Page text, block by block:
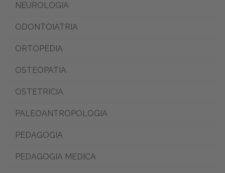
NEUROLOGIA
ODONTOIATRIA
ORTOPEDIA
OSTEOPATIA
OSTETRICIA
PALEOANTROPOLOGIA
PEDAGOGIA
PEDAGOGIA MEDICA